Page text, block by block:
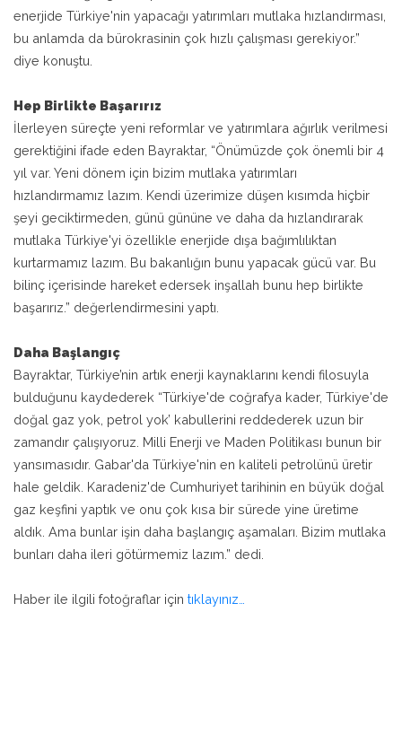
enerjide Türkiye'nin yapacağı yatırımları mutlaka hızlandırması,
bu anlamda da bürokrasinin çok hızlı çalışması gerekiyor.”
diye konuştu.
Hep Birlikte Başarırız
İlerleyen süreçte yeni reformlar ve yatırımlara ağırlık verilmesi
gerektiğini ifade eden Bayraktar, “Önümüzde çok önemli bir 4
yıl var. Yeni dönem için bizim mutlaka yatırımları
hızlandırmamız lazım. Kendi üzerimize düşen kısımda hiçbir
şeyi geciktirmeden, günü gününe ve daha da hızlandırarak
mutlaka Türkiye'yi özellikle enerjide dışa bağımlılıktan
kurtarmamız lazım. Bu bakanlığın bunu yapacak gücü var. Bu
bilinç içerisinde hareket edersek inşallah bunu hep birlikte
başarırız.” değerlendirmesini yaptı.
Daha Başlangıç
Bayraktar, Türkiye’nin artık enerji kaynaklarını kendi filosuyla
bulduğunu kaydederek “Türkiye'de coğrafya kader, Türkiye'de
doğal gaz yok, petrol yok’ kabullerini reddederek uzun bir
zamandır çalışıyoruz. Milli Enerji ve Maden Politikası bunun bir
yansımasıdır. Gabar'da Türkiye'nin en kaliteli petrolünü üretir
hale geldik. Karadeniz'de Cumhuriyet tarihinin en büyük doğal
gaz keşfini yaptık ve onu çok kısa bir sürede yine üretime
aldık. Ama bunlar işin daha başlangıç aşamaları. Bizim mutlaka
bunları daha ileri götürmemiz lazım.” dedi.
Haber ile ilgili fotoğraflar için tıklayınız…